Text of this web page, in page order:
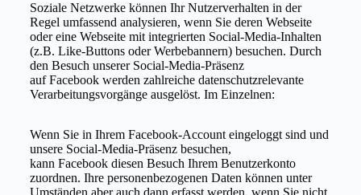
Soziale Netzwerke können Ihr Nutzerverhalten in der
Regel umfassend analysieren, wenn Sie deren Webseite
oder eine Webseite mit integrierten Social-Media-Inhalten
(z.B. Like-Buttons oder Werbebannern) besuchen. Durch
den Besuch unserer Social-Media-Präsenz
auf Facebook werden zahlreiche datenschutzrelevante
Verarbeitungsvorgänge ausgelöst. Im Einzelnen:
Wenn Sie in Ihrem Facebook-Account eingeloggt sind und
unsere Social-Media-Präsenz besuchen,
kann Facebook diesen Besuch Ihrem Benutzerkonto
zuordnen. Ihre personenbezogenen Daten können unter